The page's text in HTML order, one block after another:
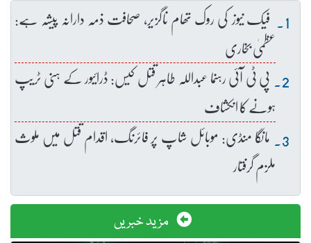
فیک نیوز کی روک تھام ناگزیر، صحافت ذمہ دارانہ پیشہ ہے:
عظمیٰ بخاری
پی ٹی آئی رہنما عبداللہ طاہر قتل کیس: ڈرائیور کے ہنی ٹریپ
ہونے کا انکشاف
مانگا منڈی: موبائل شاپ پر فائرنگ، اقدام قتل میں ملوث
ملزم گرفتار
مزید خبریں